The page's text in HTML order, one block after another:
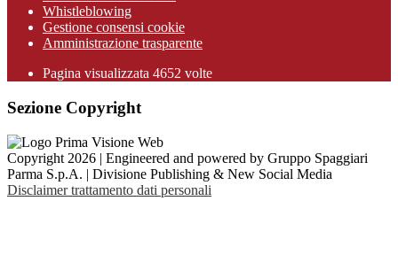
Whistleblowing
Gestione consensi cookie
Amministrazione trasparente
Pagina visualizzata 4652 volte
Sezione Copyright
Copyright 2026 | Engineered and powered by Gruppo Spaggiari
Parma S.p.A. | Divisione Publishing & New Social Media
Disclaimer trattamento dati personali